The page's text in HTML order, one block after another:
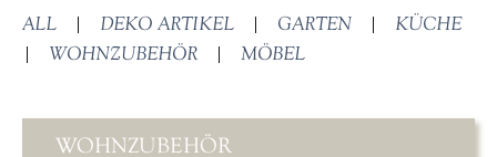
ALL | DEKO ARTIKEL | GARTEN |
KÜCHE
|
WOHNZUBEHÖR | MÖBEL
WOHNZUBEHÖR